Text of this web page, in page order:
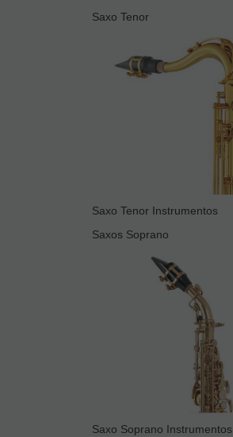
Saxo Tenor
Saxo Tenor Instrumentos
Saxos Soprano
Saxo Soprano Instrumentos